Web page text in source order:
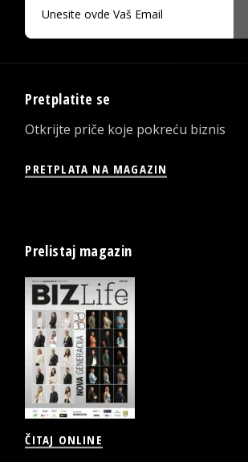
Pretplatite se
Otkrijte priče koje pokreću biznis
PRETPLATA NA MAGAZIN
Prelistaj magazin
ČITAJ ONLINE